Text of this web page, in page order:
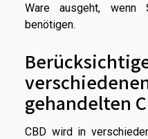
Ware ausgeht, wenn
benötigen.
gehandelten
CBD wird in